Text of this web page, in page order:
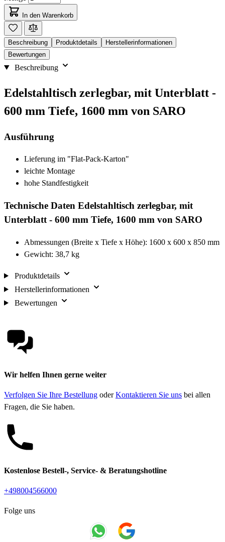
In den Warenkorb
Beschreibung Produktdetails
Herstellerinformationen
Bewertungen
Beschreibung
Edelstahltisch zerlegbar, mit Unterblatt -
600 mm Tiefe, 1600 mm von SARO
Ausführung
Lieferung im "Flat-Pack-Karton"
leichte Montage
hohe Standfestigkeit
Technische Daten Edelstahltisch zerlegbar, mit
Unterblatt - 600 mm Tiefe, 1600 mm von SARO
Abmessungen (Breite x Tiefe x Höhe): 1600 x 600 x 850 mm
Gewicht: 38,7 kg
Produktdetails
Herstellerinformationen
Bewertungen
Wir helfen Ihnen gerne weiter
Verfolgen Sie Ihre Bestellung oderKontaktieren Sie uns bei allen
Fragen, die Sie haben.
Kostenlose Bestell-, Service- & Beratungshotline
+498004566000
Folge uns